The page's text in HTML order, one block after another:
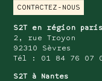
CONTACTEZ-NOUS
S2T en région
2, rue Troyon
92310 Sèvres
Tél : 01 84 76 07
S2T à Nantes